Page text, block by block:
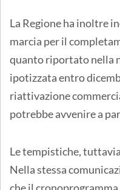
La Regione ha inoltre
marcia per il
quanto riportato nella
ipotizzata entro
riattivazione
potrebbe avvenire a
Le tempistiche,
Nella stessa